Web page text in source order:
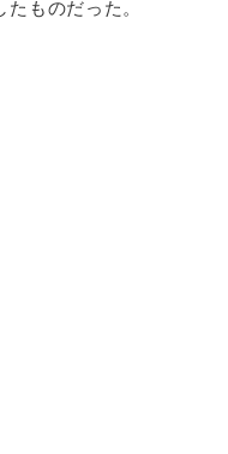
ものだった。